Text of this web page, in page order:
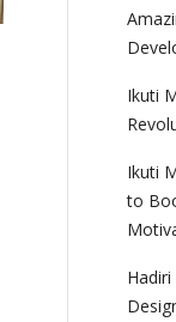
Ikuti
Ikuti
to